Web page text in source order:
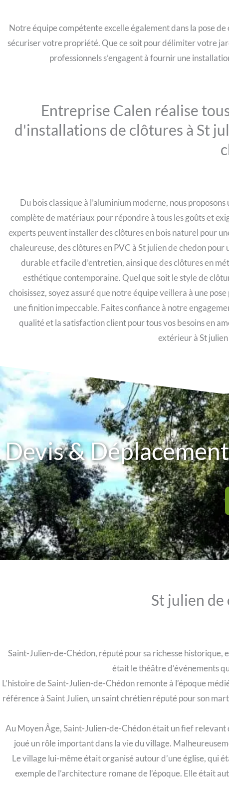
Notre équipe compétente excelle également dans la pose
sécuriser votre propriété. Que ce soit pour délimiter votre
professionnels s’engagent à fournir une
Entreprise Calen réalise
d'installations de clôtures à St
Du bois classique à l’aluminium moderne, nous proposons
complète de matériaux pour répondre à tous les goûts et
experts peuvent installer des clôtures en bois naturel pour
chaleureuse, des clôtures en PVC à St julien de chedon pour
durable et facile d’entretien, ainsi que des clôtures en
esthétique contemporaine. Quel que soit le style de
choisissez, soyez assuré que notre équipe veillera à une pose
une finition impeccable. Faites confiance à notre
qualité et la satisfaction client pour tous vos besoins en
extérieur à St
Devis &
St julien de
Saint-Julien-de-Chédon, réputé pour sa richesse
était le théâtre d’événements
L’histoire de Saint-Julien-de-Chédon remonte à l’époque
référence à Saint Julien, un saint chrétien réputé pour son
Au Moyen Âge, Saint-Julien-de-Chédon était un fief relevant
joué un rôle important dans la vie du village.
Le village lui-même était organisé autour d’une église, qui
exemple de l’architecture romane de l’époque. Elle était